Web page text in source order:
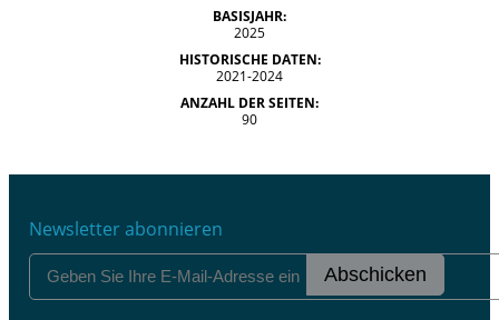
BASISJAHR:
2025
HISTORISCHE DATEN:
2021-2024
ANZAHL DER SEITEN:
90
Newsletter abonnieren
Abschicken